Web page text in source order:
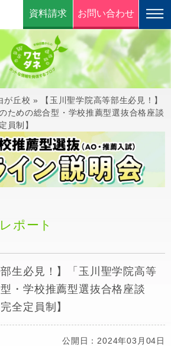
資料請求 お問い合わせ
が丘校 »
【玉川聖学院高等部生必見！】
ための総合型・学校推薦型選抜合格座談
員制】
レポート
部生必見！】「玉川聖学院高等
・学校推薦型選抜合格座談
全定員制】
公開日：2024年03月04日